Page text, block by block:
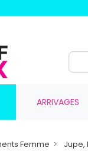
ARRIVAGES
Femme Jupe,